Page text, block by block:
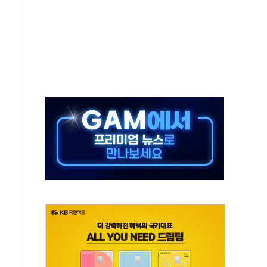
표...김민석 50.30% 정청래 41.94% 송영길 7.76%
명 맞이…"마음 잇는 시간 되길"
술·체육요원 최대 33% 감축
역대 최대폭 감소한 9.4%↓…유통업계 양극화 심화
사'로 콜롬비아 대통령 취임식 참석
간당 30mm 강한 비...호우 피해 없어
…野 "청년 우롱 기괴" vs 與 "송구한 해프닝"